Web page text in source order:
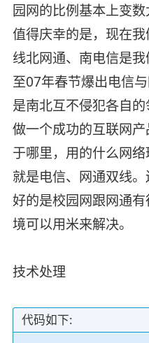
园网的比例基本上变数
值得庆幸的是，现在
线北网通、南电信是
至07年春节爆出电信
是南北互不侵犯各自
做一个成功的互联网
于哪里，用的什么网
就是电信、网通双线
好的是校园网跟网通
境可以用米来解决。
技术处理
代码如下: